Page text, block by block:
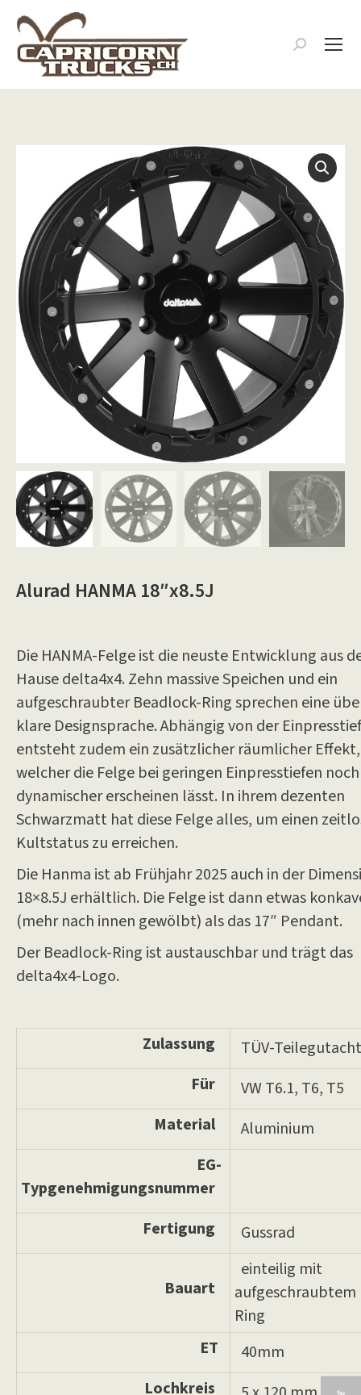
Search:
Alurad HANMA 18″x8.5J
Die HANMA-Felge ist die neuste Entwicklung aus
Hause delta4x4. Zehn massive Speichen und ein
aufgeschraubter Beadlock-Ring sprechen eine
klare Designsprache. Abhängig von der
entsteht zudem ein zusätzlicher räumlicher Effekt,
welcher die Felge bei geringen Einpresstiefen noch
dynamischer erscheinen lässt. In ihrem dezenten
Schwarzmatt hat diese Felge alles, um einen
Kultstatus zu erreichen.
Die Hanma ist ab Frühjahr 2025 auch in der
18×8.5J erhältlich. Die Felge ist dann etwas
(mehr nach innen gewölbt) als das 17″ Pendant.
Der Beadlock-Ring ist austauschbar und trägt das
delta4x4-Logo.
Zulassung
TÜV-
Für
VW T6.1, T6, T5
Material
Aluminium
EG-
Typgenehmigungsnummer
Fertigung
Gussrad
Bauart
einteilig mit
aufgeschraubtem
Ring
ET
40mm
Lochkreis